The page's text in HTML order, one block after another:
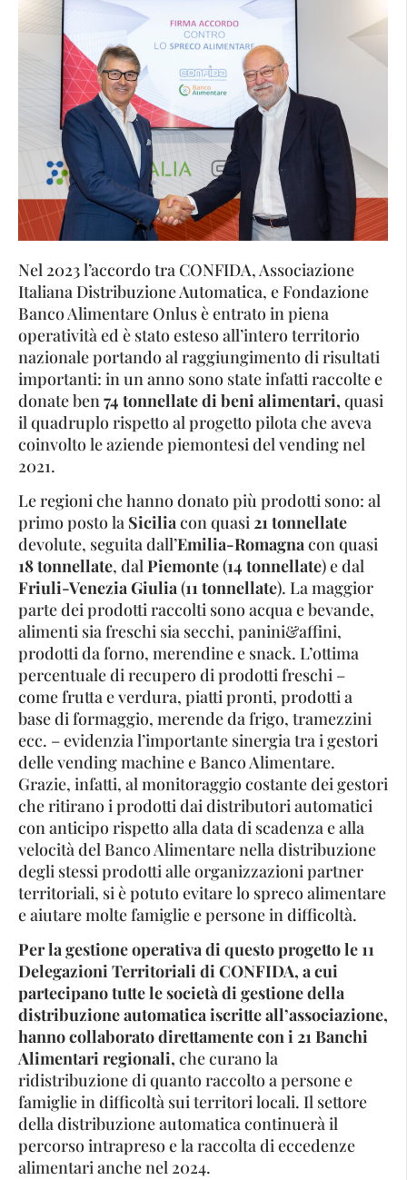
Nel 2023 l’accordo tra CONFIDA, Associazione
Italiana Distribuzione Automatica, e Fondazione
Banco Alimentare Onlus è entrato in piena
operatività ed è stato esteso all’intero territorio
nazionale portando al raggiungimento di risultati
importanti: in un anno sono state infatti raccolte e
donate ben 74 tonnellate di beni alimentari, quasi
il quadruplo rispetto al progetto pilota che aveva
coinvolto le aziende piemontesi del vending nel
2021.
Le regioni che hanno donato più prodotti sono: al
primo posto la Siciliacon quasi21 tonnellate
devolute, seguita dall’Emilia-Romagnacon quasi
18 tonnellate, dalPiemonte(14 tonnellate) e dal
Friuli-Venezia Giulia(11 tonnellate). La maggior
parte dei prodotti raccolti sono acqua e bevande,
alimenti sia freschi sia secchi, panini&affini,
prodotti da forno, merendine e snack. L’ottima
percentuale di recupero di prodotti freschi –
come frutta e verdura, piatti pronti, prodotti a
base di formaggio, merende da frigo, tramezzini
ecc. – evidenzia l’importante sinergia tra i gestori
delle vending machine e Banco Alimentare.
Grazie, infatti, al monitoraggio costante dei gestori
che ritirano i prodotti dai distributori automatici
con anticipo rispetto alla data di scadenza e alla
velocità del Banco Alimentare nella distribuzione
degli stessi prodotti alle organizzazioni partner
territoriali, si è potuto evitare lo spreco alimentare
e aiutare molte famiglie e persone in difficoltà.
Per la gestione operativa di questo progetto le 11
Delegazioni Territoriali di CONFIDA, a cui
partecipano tutte le società di gestione della
distribuzione automatica iscritte all’associazione,
hanno collaborato direttamente con i 21 Banchi
Alimentari regionali, che curano la
ridistribuzione di quanto raccolto a persone e
famiglie in difficoltà sui territori locali. Il settore
della distribuzione automatica continuerà il
percorso intrapreso e la raccolta di eccedenze
alimentari anche nel 2024.